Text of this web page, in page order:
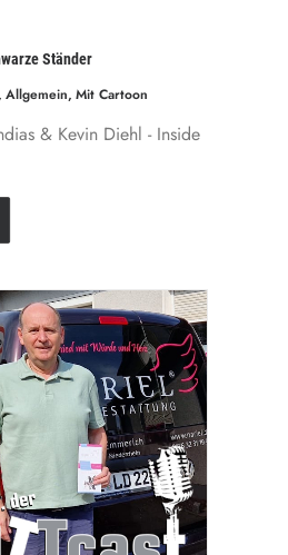
Ständer
, Allgemein, Mit Cartoon
& Kevin Diehl - Inside